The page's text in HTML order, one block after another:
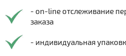
- on-line отслеживание
заказа
- индивидуальная